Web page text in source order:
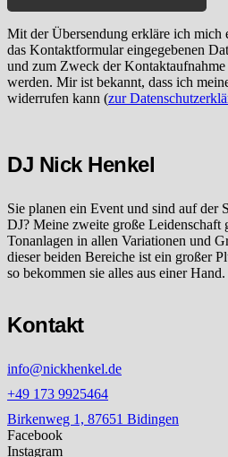
Mit der Übersendung erkläre ich mich
das Kontaktformular eingegebenen
und zum Zweck der
werden. Mir ist bekannt, dass ich
widerrufen kann (zur
DJ Nick Henkel
Sie planen ein Event und sind auf der
DJ? Meine zweite große
Tonanlagen in allen Variationen und
dieser beiden Bereiche ist ein großer
so bekommen sie alles aus einer Hand.
Kontakt
info@nickhenkel.de
+49 173 9925464
Birkenweg 1, 87651 Bidingen
Facebook
Instagram